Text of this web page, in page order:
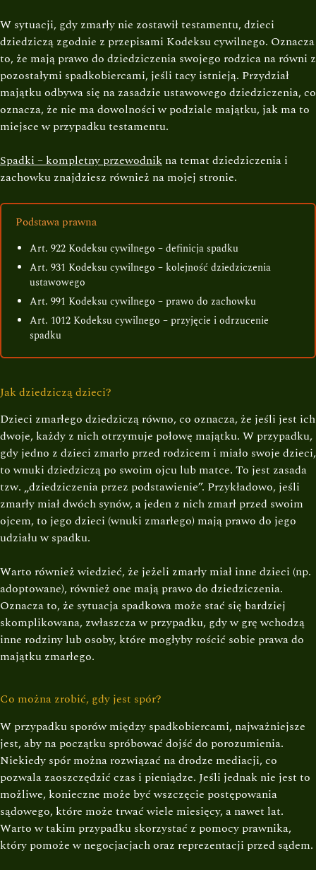
W sytuacji, gdy zmarły nie zostawił testamentu, dzieci
dziedziczą zgodnie z przepisami Kodeksu cywilnego. Oznacza
to, że mają prawo do dziedziczenia swojego rodzica na równi z
pozostałymi spadkobiercami, jeśli tacy istnieją. Przydział
majątku odbywa się na zasadzie ustawowego dziedziczenia, co
oznacza, że nie ma dowolności w podziale majątku, jak ma to
miejsce w przypadku testamentu.
Spadki – kompletny przewodnik na temat dziedziczenia i
zachowku znajdziesz również na mojej stronie.
Podstawa prawna
Art. 922 Kodeksu cywilnego – definicja spadku
Art. 931 Kodeksu cywilnego – kolejność dziedziczenia
ustawowego
Art. 991 Kodeksu cywilnego – prawo do zachowku
Art. 1012 Kodeksu cywilnego – przyjęcie i odrzucenie
spadku
Jak dziedziczą dzieci?
Dzieci zmarłego dziedziczą równo, co oznacza, że jeśli jest ich
dwoje, każdy z nich otrzymuje połowę majątku. W przypadku,
gdy jedno z dzieci zmarło przed rodzicem i miało swoje dzieci,
to wnuki dziedziczą po swoim ojcu lub matce. To jest zasada
tzw. „dziedziczenia przez podstawienie”. Przykładowo, jeśli
zmarły miał dwóch synów, a jeden z nich zmarł przed swoim
ojcem, to jego dzieci (wnuki zmarłego) mają prawo do jego
udziału w spadku.
Warto również wiedzieć, że jeżeli zmarły miał inne dzieci (np.
adoptowane), również one mają prawo do dziedziczenia.
Oznacza to, że sytuacja spadkowa może stać się bardziej
skomplikowana, zwłaszcza w przypadku, gdy w grę wchodzą
inne rodziny lub osoby, które mogłyby rościć sobie prawa do
majątku zmarłego.
Co można zrobić, gdy jest spór?
W przypadku sporów między spadkobiercami, najważniejsze
jest, aby na początku spróbować dojść do porozumienia.
Niekiedy spór można rozwiązać na drodze mediacji, co
pozwala zaoszczędzić czas i pieniądze. Jeśli jednak nie jest to
możliwe, konieczne może być wszczęcie postępowania
sądowego, które może trwać wiele miesięcy, a nawet lat.
Warto w takim przypadku skorzystać z pomocy prawnika,
który pomoże w negocjacjach oraz reprezentacji przed sądem.